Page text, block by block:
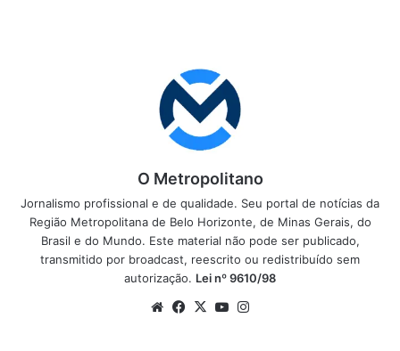
O Metropolitano
Jornalismo profissional e de qualidade. Seu portal de notícias da
Região Metropolitana de Belo Horizonte, de Minas Gerais, do
Brasil e do Mundo. Este material não pode ser publicado,
transmitido por broadcast, reescrito ou redistribuído sem
autorização. Lei nº 9610/98
WebsiteFacebook
X YouTube